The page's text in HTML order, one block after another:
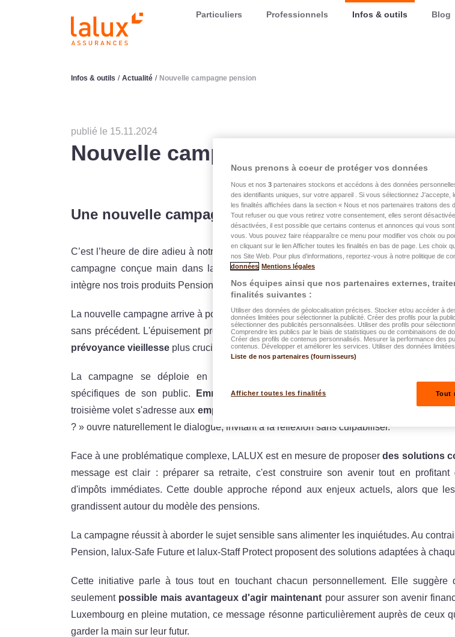
LALUX AssurancesParticuliers Professionnels Infos & outils Blog
Infos & outils / Actualité / Nouvelle campagne pension
publié le 15.11.2024
Nouvelle campagne pension
Une nouvelle campagne visuelle pour les produits
C’est l’heure de dire adieu à notre Mamie emblématique des dernières années. Place à
campagne conçue main dans la main avecl’agence VANKSEN
intègre nos trois produits Pension :
easyLIFE Pension, lalux-Safe Future, et lalux-Staff
La nouvelle campagne arrive à point nommé, alors que le système luxembourgeois fait
sans précédent. L'épuisement prévu des réserves dans les décennies à venir rend la
prévoyance vieillesse plus cruciale que jamais.
La campagne se déploie en
spécifiques de son public. Emma parle aux particuliers,
aux indépendants,
troisième volet s'adresse aux employeurs soucieux du futur de leurs équipes
? » ouvre naturellement le dialogue, invitant à la réflexion sans culpabiliser.
Face à une problématique complexe, LALUX est en mesure de proposerdes solutions
message est clair : préparer sa retraite, c'est construire son avenir tout en profitant
d'impôts immédiates. Cette double approche répond aux enjeux actuels, alors que
grandissent autour du modèle des pensions.
La campagne réussit à aborder le sujet sensible sans alimenter les inquiétudes. Au
Pension, lalux-Safe Future et lalux-Staff Protect proposent des solutions adaptées à
Cette initiative parle à tous tout en touchant chacun personnellement. Elle suggère
seulement possible mais avantageux d'agir maintenant pour assurer son avenir
Luxembourg en pleine mutation, ce message résonne particulièrement auprès de ceux
garder la main sur leur futur.
Nous prenons à coeur de protéger vos données
Nous et nos 3 partenaires stockons et accédons à des données
des identifiants uniques, sur votre appareil . Si vous sélectionnez J'accepte,
les finalités affichées dans la section « Nous et nos partenaires traitons des
Tout refuser ou que vous retirez votre consentement, elles seront
désactivées, il est possible que certains contenus et annonces qui vous
vous. Vous pouvez faire réapparaître ce menu pour modifier vos choix ou
en cliquant sur le lien Afficher toutes les finalités en bas de page. Les choix
nos Site Web. Pour plus d’informations, reportez-vous à notre politique de
données Mentions légales
Nos équipes ainsi que nos partenaires externes,
finalités suivantes :
Utiliser des données de géolocalisation précises. Stocker et/ou accéder à
données limitées pour sélectionner la publicité. Créer des profils pour la
sélectionner des publicités personnalisées. Utiliser des profils pour
Comprendre les publics par le biais de statistiques ou de combinaisons de
Créer des profils de contenus personnalisés. Mesurer la performance des
contenus. Développer et améliorer les services. Utiliser des données
Liste de nos partenaires (fournisseurs)
Afficher toutes les finalités Tout